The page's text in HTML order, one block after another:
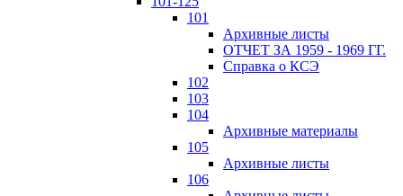
101
Архивные листы
ОТЧЕТ ЗА 1959 - 1969 ГГ.
Справка о КСЭ
102
103
104
Архивные материалы
105
Архивные листы
106